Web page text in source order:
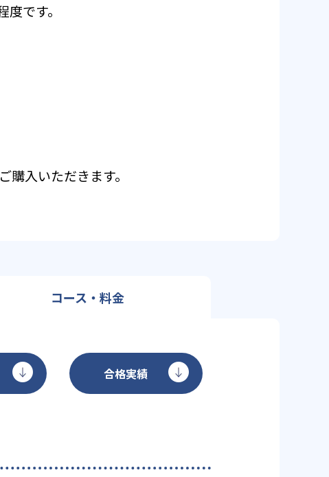
です。
入いただきます。
コース・料金
合格実績